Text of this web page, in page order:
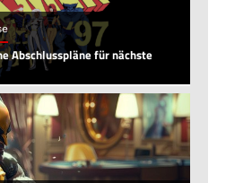
Abschlusspläne für nächste